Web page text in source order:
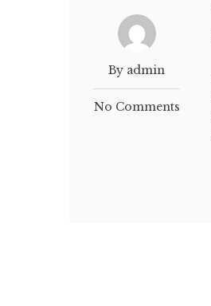
By admin
No Comments